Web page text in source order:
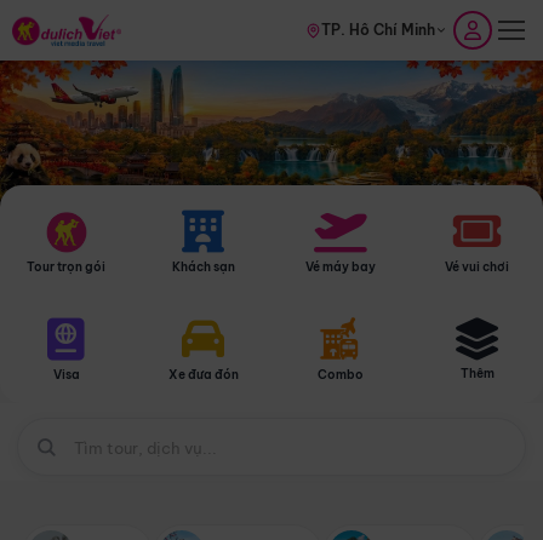
TP. Hồ Chí Minh
Tour trọn gói Khách sạn Vé máy bay Vé vui chơi
Visa Xe đưa đón Combo Thêm